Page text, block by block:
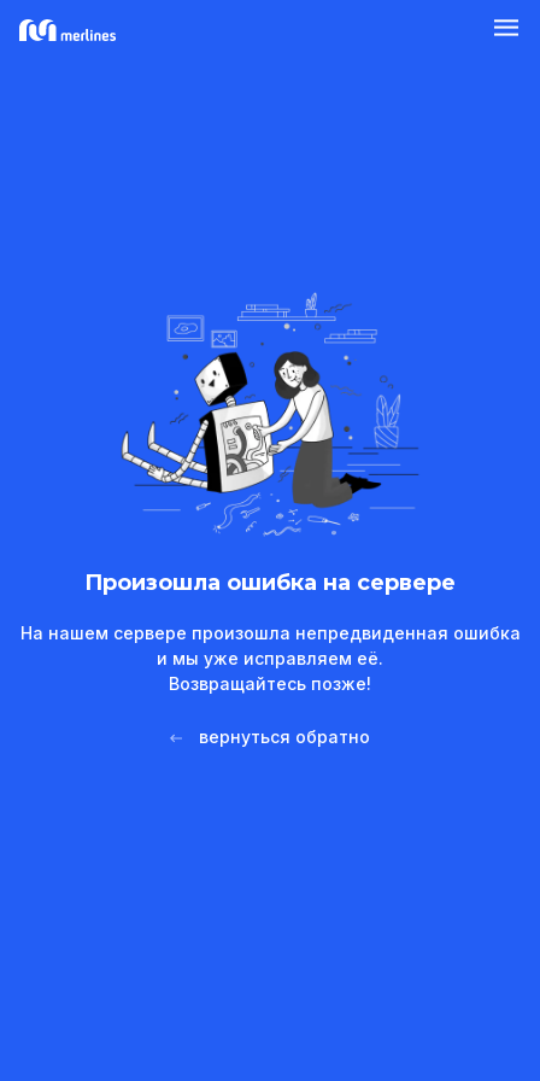
Произошла ошибка на сервере
На нашем сервере произошла непредвиденная ошибка
и мы уже исправляем её.
Возвращайтесь позже!
вернуться обратно